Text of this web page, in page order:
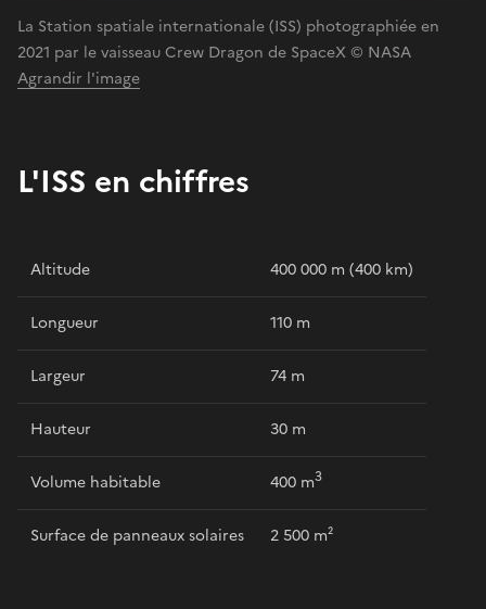
La Station spatiale internationale (ISS) photographiée en
2021 par le vaisseau Crew Dragon de SpaceX © NASA
Agrandir l'image
L'ISS en chiffres
Altitude 400 000 m (400 km)
Longueur 110 m
Largeur 74 m
Hauteur 30 m
Volume habitable 400 m3
Surface de panneaux solaires 2 500 m²